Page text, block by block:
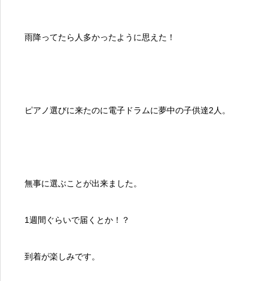
雨降ってたら人多かったように思えた！
ピアノ選びに来たのに電子ドラムに夢中の子供達2人。
無事に選ぶことが出来ました。
1週間ぐらいで届くとか！？
到着が楽しみです。